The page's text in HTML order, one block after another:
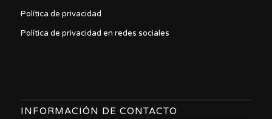
Política de privacidad
Política de privacidad en redes sociales
INFORMACIÓN DE CONTACTO